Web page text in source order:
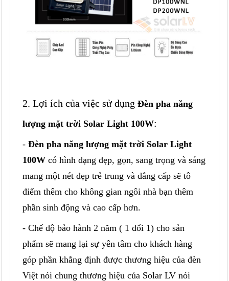
2. Lợi ích của việc sử dụngĐèn pha năng
lượng mặt trời Solar Light 100W:
-Đèn pha năng lượng mặt trời Solar Light
100W có hình dạng đẹp, gọn, sang trọng và sáng
mang một nét đẹp trẻ trung và đẳng cấp sẽ tô
điểm thêm cho không gian ngôi nhà bạn thêm
phần sinh động và cao cấp hơn.
- Chế độ bảo hành 2 năm ( 1 đổi 1) cho sản
phẩm sẽ mang lại sự yên tâm cho khách hàng
góp phần khẳng định được thương hiệu của đèn
Việt nói chung thương hiệu của Solar LV nói